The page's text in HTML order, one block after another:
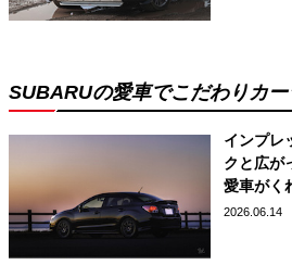
SUBARUの愛車でこだわりカ
インプレ
クと広が
愛車がく
2026.06.14